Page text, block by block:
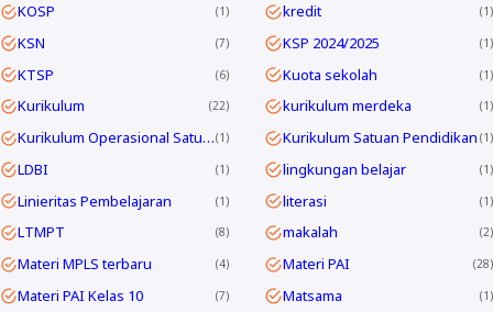
KOSP 1 kredit 1
KSN 7 KSP 2024/2025 1
KTSP 6 Kuota sekolah 1
Kurikulum 22 kurikulum merdeka 1
Kurikulum Operasional Satuan Pendidikan 1 Kurikulum Satuan Pendidikan 1
LDBI 1 lingkungan belajar 1
Linieritas Pembelajaran 1 literasi 1
LTMPT 8 makalah 2
Materi MPLS terbaru 4 Materi PAI 28
Materi PAI Kelas 10 7 Matsama 1